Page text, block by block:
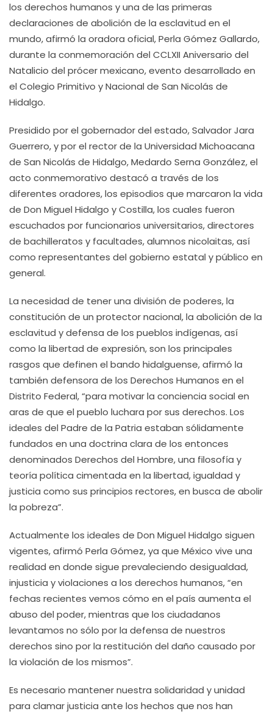
los derechos humanos y una de las primeras
declaraciones de abolición de la esclavitud en el
mundo, afirmó la oradora oficial, Perla Gómez Gallardo,
durante la conmemoración del CCLXII Aniversario del
Natalicio del prócer mexicano, evento desarrollado en
el Colegio Primitivo y Nacional de San Nicolás de
Hidalgo.
Presidido por el gobernador del estado, Salvador Jara
Guerrero, y por el rector de la Universidad Michoacana
de San Nicolás de Hidalgo, Medardo Serna González, el
acto conmemorativo destacó a través de los
diferentes oradores, los episodios que marcaron la vida
de Don Miguel Hidalgo y Costilla, los cuales fueron
escuchados por funcionarios universitarios, directores
de bachilleratos y facultades, alumnos nicolaitas, así
como representantes del gobierno estatal y público en
general.
La necesidad de tener una división de poderes, la
constitución de un protector nacional, la abolición de la
esclavitud y defensa de los pueblos indígenas, así
como la libertad de expresión, son los principales
rasgos que definen el bando hidalguense, afirmó la
también defensora de los Derechos Humanos en el
Distrito Federal, “para motivar la conciencia social en
aras de que el pueblo luchara por sus derechos. Los
ideales del Padre de la Patria estaban sólidamente
fundados en una doctrina clara de los entonces
denominados Derechos del Hombre, una filosofía y
teoría política cimentada en la libertad, igualdad y
justicia como sus principios rectores, en busca de abolir
la pobreza”.
Actualmente los ideales de Don Miguel Hidalgo siguen
vigentes, afirmó Perla Gómez, ya que México vive una
realidad en donde sigue prevaleciendo desigualdad,
injusticia y violaciones a los derechos humanos, “en
fechas recientes vemos cómo en el país aumenta el
abuso del poder, mientras que los ciudadanos
levantamos no sólo por la defensa de nuestros
derechos sino por la restitución del daño causado por
la violación de los mismos”.
Es necesario mantener nuestra solidaridad y unidad
para clamar justicia ante los hechos que nos han